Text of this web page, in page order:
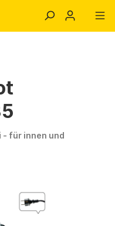
- für innen und